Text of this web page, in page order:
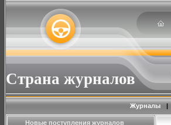
Страна журналов
Журналы |
Новые поступления журналов